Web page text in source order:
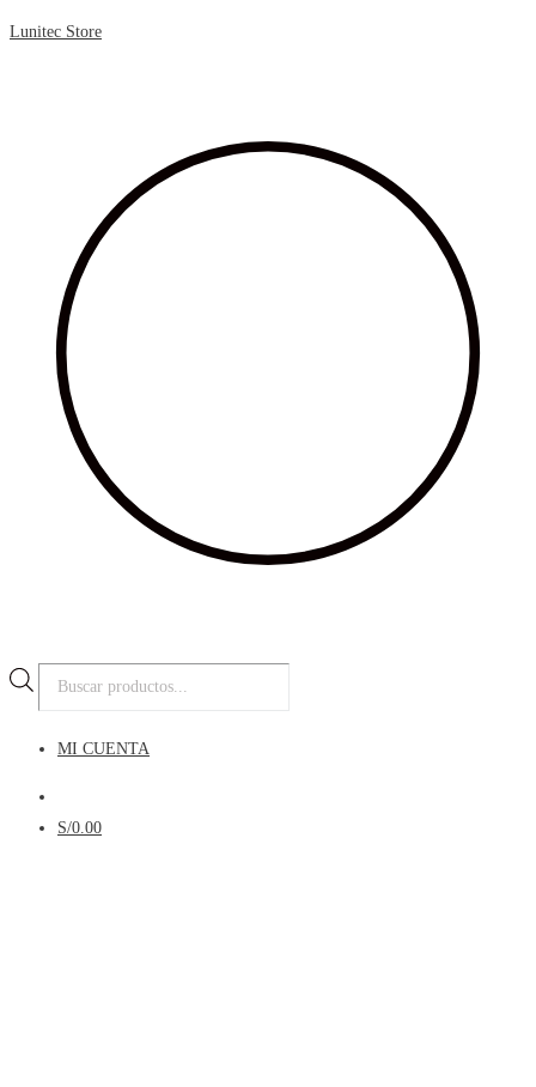
Lunitec Store
MI CUENTA
Menú
S/0.00